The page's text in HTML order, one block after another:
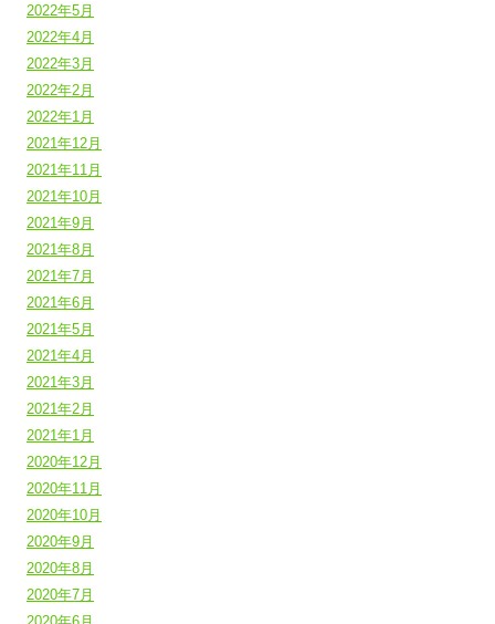
2022年5月
2022年4月
2022年3月
2022年2月
2022年1月
2021年12月
2021年11月
2021年10月
2021年9月
2021年8月
2021年7月
2021年6月
2021年5月
2021年4月
2021年3月
2021年2月
2021年1月
2020年12月
2020年11月
2020年10月
2020年9月
2020年8月
2020年7月
2020年6月